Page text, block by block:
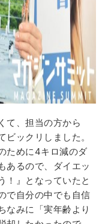
て、担当の方から
ビックリしました。
ために4キロ減のダ
あるので、ダイエッ
！』となっていたと
で自分の中でも自信
なみに「実年齢より